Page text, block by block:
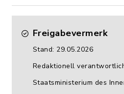
Freigabevermerk
Stand: 29.05.2026
Redaktionell
Staatsministerium des